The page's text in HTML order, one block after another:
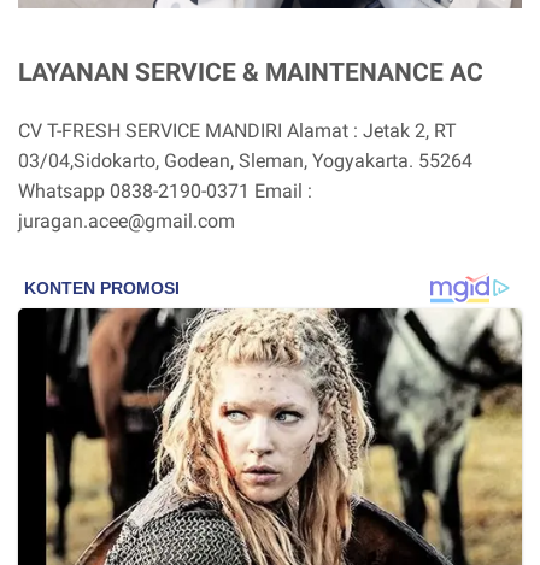
LAYANAN SERVICE & MAINTENANCE AC
CV T-FRESH SERVICE MANDIRI Alamat : Jetak 2, RT
03/04,Sidokarto, Godean, Sleman, Yogyakarta. 55264
Whatsapp 0838-2190-0371 Email :
juragan.acee@gmail.com